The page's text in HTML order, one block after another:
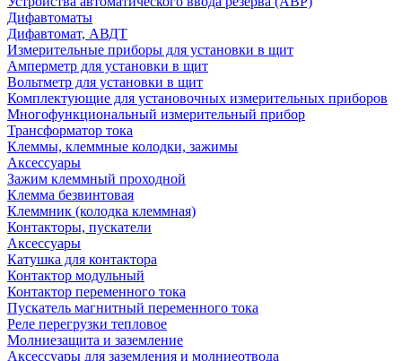
Дифавтоматы
Дифавтомат, АВДТ
Измерительные приборы для установки в щит
Амперметр для установки в щит
Вольтметр для установки в щит
Комплектующие для установочных измерительных приборов
Многофункциональный измерительный прибор
Трансформатор тока
Клеммы, клеммные колодки, зажимы
Аксессуары
Зажим клеммный проходной
Клемма безвинтовая
Клеммник (колодка клеммная)
Контакторы, пускатели
Аксессуары
Катушка для контактора
Контактор модульный
Контактор переменного тока
Пускатель магнитный переменного тока
Реле перегрузки тепловое
Молниезащита и заземление
Аксессуары для заземления и молниеотвода